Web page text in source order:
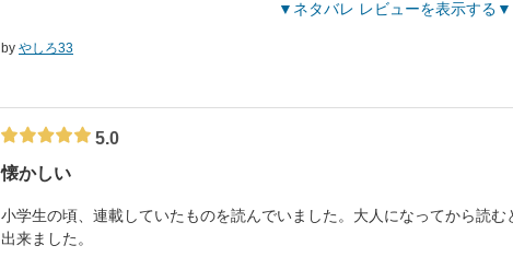
ネタバレ レビューを表示する
by やしろ33
5.0
懐かしい
小学生の頃、連載していたものを読んでいました。大人になってから読
出来ました。